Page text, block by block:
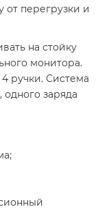
от перегрузки и
на стойку
монитора.
ручки. Система
заряда